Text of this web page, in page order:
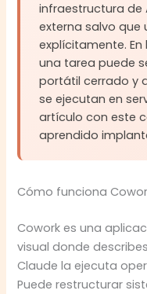
infraestructura de
externa salvo que
explícitamente.
una tarea puede
portátil cerrado y
se ejecutan en
artículo con este
aprendido
Cómo funciona
Cowork es una
visual donde
Claude la ejecuta
Puede restructurar